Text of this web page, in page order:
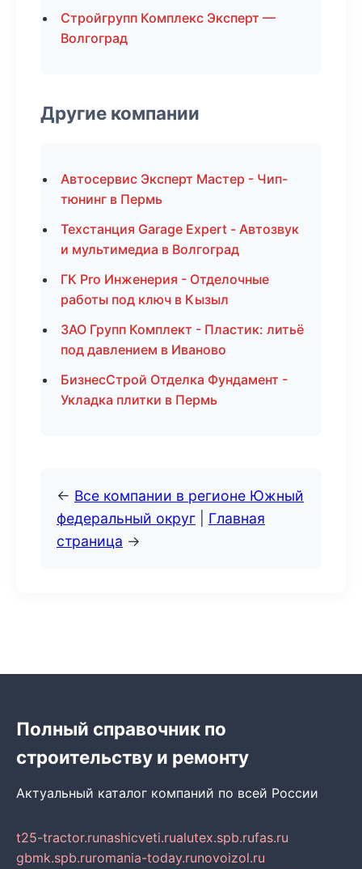
Стройгрупп Комплекс Эксперт —
Волгоград
Другие компании
Автосервис Эксперт Мастер - Чип-
тюнинг в Пермь
Техстанция Garage Expert - Автозвук
и мультимедиа в Волгоград
ГК Pro Инженерия - Отделочные
работы под ключ в Кызыл
ЗАО Групп Комплект - Пластик: литьё
под давлением в Иваново
БизнесСтрой Отделка Фундамент -
Укладка плитки в Пермь
← Все компании в регионе Южный
федеральный округ
Главная
страница →
Полный справочник по
строительству и ремонту
Актуальный каталог компаний по всей России
t25-tractor.runashicveti.rualutex.spb.rufas.ru
gbmk.spb.ruromania-today.runovoizol.ru